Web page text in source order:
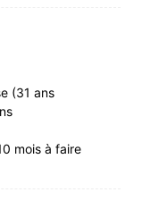
(31 ans
mois à faire